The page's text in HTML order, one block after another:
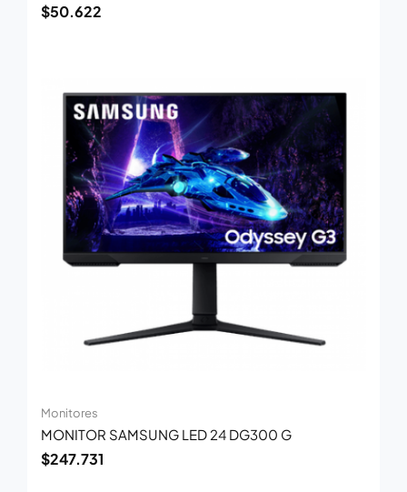
$50.622
Monitores
MONITOR SAMSUNG LED 24 DG300 G
$247.731